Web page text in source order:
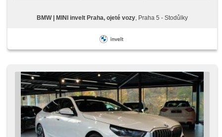
Parkassistent, Fahrkamera, Bordcomputer, 360°
Bluetooth, USB, hlasové ovládání palubního počítače,
bezdrátová nabíječka mobilních telefonů, digitální přístrojová
deska, head-up display, digitální přístrojový štít, dotykové
Stabilitätsprogramm (ESP), Antriebsschlupfregelung (ASR),
isofix, Autoradio, Servolenkung, Lenkrad einstellbar,
Wegfahrsperre, El. Seitenscheiben, Außenthermometer,
Multifunktionslenkrad, Antrieb 4x4
BMW | MINI invelt Praha, ojeté vozy , Praha 5 - Stodůlky